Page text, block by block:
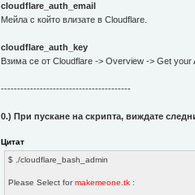
cloudflare_auth_email
Мейла с който влизате в Cloudflare.
cloudflare_auth_key
Взима се от Cloudflare -> Overview -> Get
----------------------------------------
0.) При пускане на скрипта, виждате
Цитат
$ ./cloudflare_bash_admin
Please Select formakemeone.tk :